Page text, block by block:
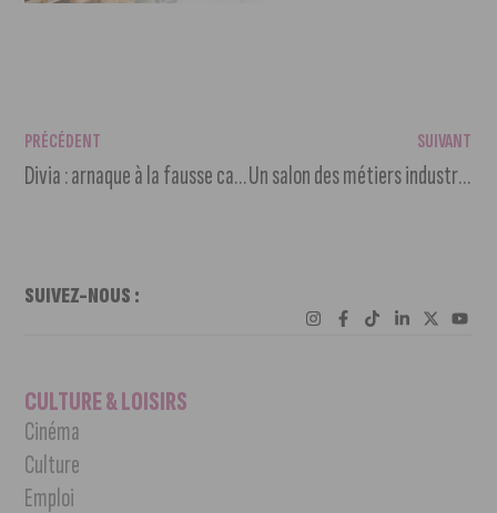
PRÉCÉDENT
Divia : arnaque à la fausse carte de transport gratuite
SUIVANT
Un salon des métiers industriels au Grand Hôtel La Cloche
SUIVEZ-NOUS :
CULTURE & LOISIRS
Cinéma
Culture
Emploi